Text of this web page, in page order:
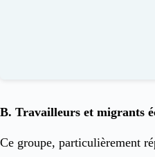
B. Travailleurs et migrants
Ce groupe, particulièrement